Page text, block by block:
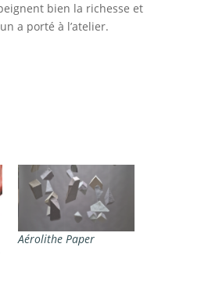
bien la richesse et
a porté à l’atelier.
Aérolithe Paper